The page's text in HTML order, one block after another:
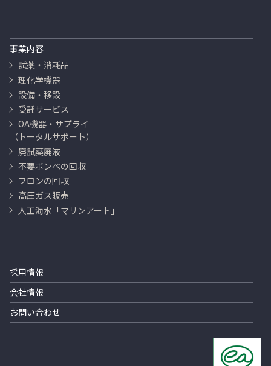
事業内容
試薬・消耗品
理化学機器
設備・移設
受託サービス
OA機器・サプライ
（トータルサポート）
廃試薬廃液
不要ボンベの回収
フロンの回収
高圧ガス販売
人工海水「マリンアート」
採用情報
会社情報
お問い合わせ